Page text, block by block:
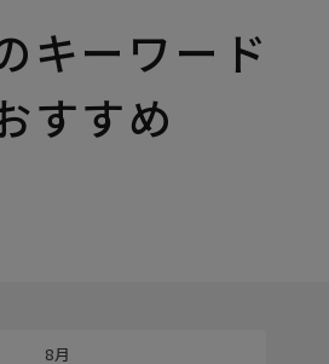
キーワード
すすめ
8月